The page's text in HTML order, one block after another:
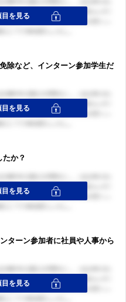
除など、インターン参加学生だ
か？
ターン参加者に社員や人事から